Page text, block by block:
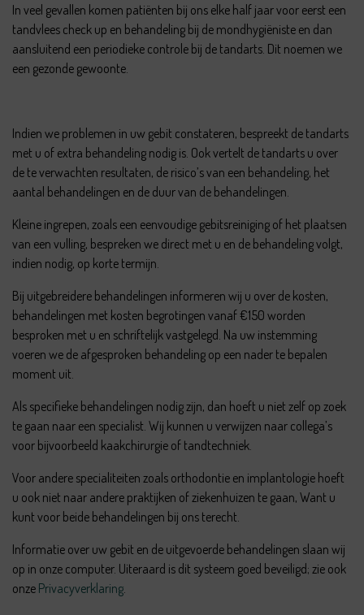
In veel gevallen komen patiënten bij ons elke half jaar voor eerst een
tandvlees check up en behandeling bij de mondhygiëniste en dan
aansluitend een periodieke controle bij de tandarts. Dit noemen we
een gezonde gewoonte.
Indien we problemen in uw gebit constateren, bespreekt de tandarts
met u of extra behandeling nodig is. Ook vertelt de tandarts u over
de te verwachten resultaten, de risico’s van een behandeling, het
aantal behandelingen en de duur van de behandelingen.
Kleine ingrepen, zoals een eenvoudige gebitsreiniging of het plaatsen
van een vulling, bespreken we direct met u en de behandeling volgt,
indien nodig, op korte termijn.
Bij uitgebreidere behandelingen informeren wij u over de kosten,
behandelingen met kosten begrotingen vanaf €150 worden
besproken met u en schriftelijk vastgelegd. Na uw instemming
voeren we de afgesproken behandeling op een nader te bepalen
moment uit.
Als specifieke behandelingen nodig zijn, dan hoeft u niet zelf op zoek
te gaan naar een specialist. Wij kunnen u verwijzen naar collega’s
voor bijvoorbeeld kaakchirurgie of tandtechniek.
Voor andere specialiteiten zoals orthodontie en implantologie hoeft
u ook niet naar andere praktijken of ziekenhuizen te gaan, Want u
kunt voor beide behandelingen bij ons terecht.
Informatie over uw gebit en de uitgevoerde behandelingen slaan wij
op in onze computer. Uiteraard is dit systeem goed beveiligd; zie ook
onze Privacyverklaring